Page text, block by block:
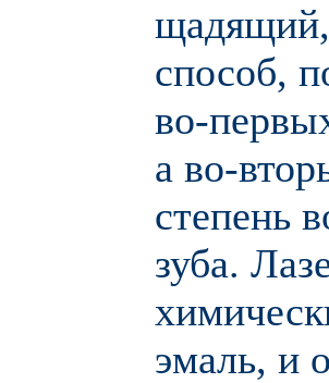
способ,
во-
а во-
степень
зуба.
эмаль, и